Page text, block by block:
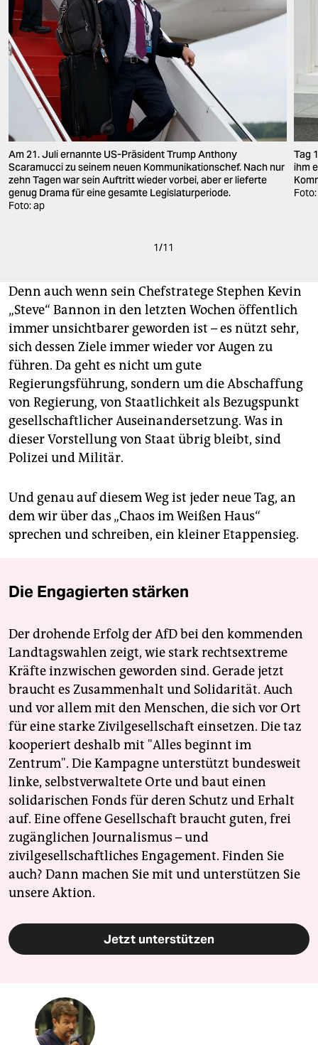
Am 21. Juli ernannte US-Präsident Trump Anthony
Scaramucci zu seinem neuen Kommunikationschef. Nach nur
zehn Tagen war sein Auftritt wieder vorbei, aber er lieferte
genug Drama für eine gesamte Legislaturperiode.
Foto: ap
Tag
ihm
1/11
Denn auch wenn sein Chefstratege Stephen Kevin
„Steve“ Bannon in den letzten Wochen öffentlich
immer unsichtbarer geworden ist – es nützt sehr,
sich dessen Ziele immer wieder vor Augen zu
führen. Da geht es nicht um gute
Regierungsführung, sondern um die Abschaffung
von Regierung, von Staatlichkeit als Bezugspunkt
gesellschaftlicher Auseinandersetzung. Was in
dieser Vorstellung von Staat übrig bleibt, sind
Polizei und Militär.
Und genau auf diesem Weg ist jeder neue Tag, an
dem wir über das „Chaos im Weißen Haus“
sprechen und schreiben, ein kleiner Etappensieg.
Die Engagierten stärken
Der drohende Erfolg der AfD bei den kommenden
Landtagswahlen zeigt, wie stark rechtsextreme
Kräfte inzwischen geworden sind. Gerade jetzt
braucht es Zusammenhalt und Solidarität. Auch
und vor allem mit den Menschen, die sich vor Ort
für eine starke Zivilgesellschaft einsetzen. Die taz
kooperiert deshalb mit "Alles beginnt im
Zentrum". Die Kampagne unterstützt bundesweit
linke, selbstverwaltete Orte und baut einen
solidarischen Fonds für deren Schutz und Erhalt
auf. Eine offene Gesellschaft braucht guten, frei
zugänglichen Journalismus – und
zivilgesellschaftliches Engagement. Finden Sie
auch? Dann machen Sie mit und unterstützen Sie
unsere Aktion.
Jetzt unterstützen